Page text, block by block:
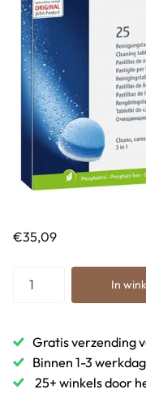
€35,09
In
Gratis verzending
Binnen 1-3
25+ winkels door